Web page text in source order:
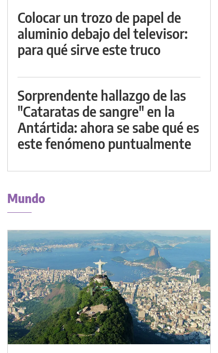
Colocar un trozo de papel de
aluminio debajo del televisor:
para qué sirve este truco
Sorprendente hallazgo de las
"Cataratas de sangre" en la
Antártida: ahora se sabe qué es
este fenómeno puntualmente
Mundo